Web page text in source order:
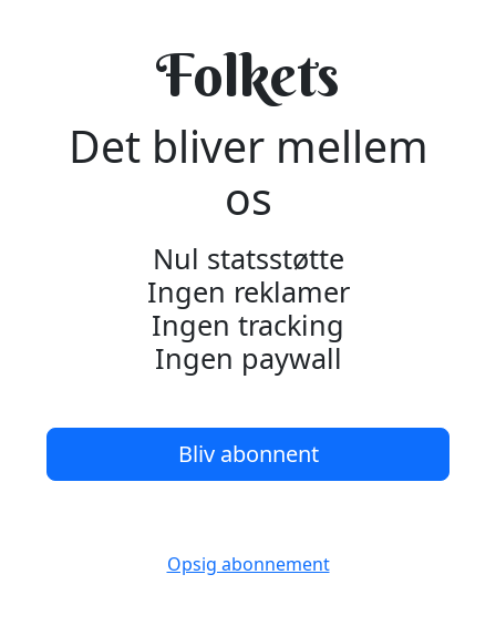
Folkets
Det bliver mellem
os
Nul statsstøtte
Ingen reklamer
Ingen tracking
Ingen paywall
Bliv abonnent
Opsig abonnement